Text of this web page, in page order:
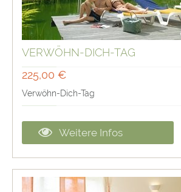
VERWÖHN-DICH-TAG
225,00 €
Verwöhn-Dich-Tag
Weitere Infos